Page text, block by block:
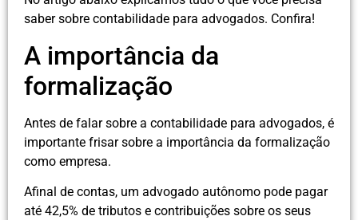
saber sobre contabilidade para advogados. Confira!
A importância da
formalização
Antes de falar sobre a contabilidade para advogados, é
importante frisar sobre a importância da formalização
como empresa.
Afinal de contas, um advogado autônomo pode pagar
até 42,5% de tributos e contribuições sobre os seus